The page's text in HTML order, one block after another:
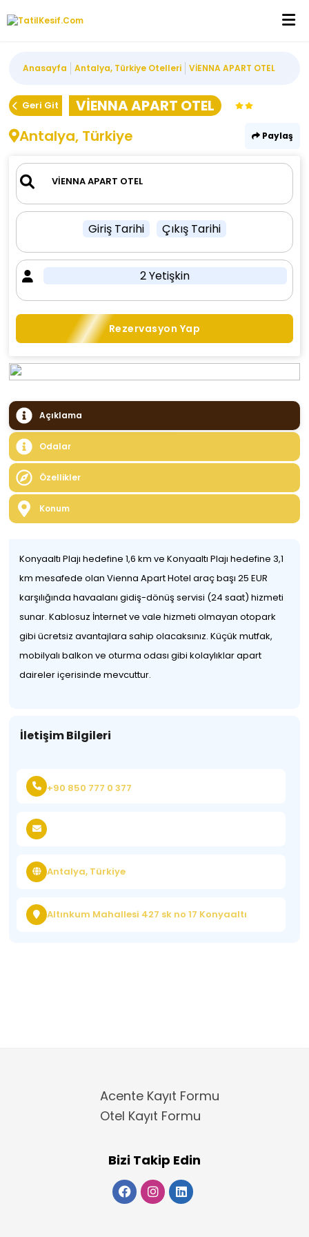
Anasayfa Antalya, Türkiye Otelleri VİENNA APART OTEL
Geri Git
VİENNA APART OTEL
Antalya, Türkiye
Paylaş
Giriş Tarihi Çıkış Tarihi
2 Yetişkin
Rezervasyon Yap
Açıklama
Odalar
Özellikler
Konum
Konyaaltı Plajı hedefine 1,6 km ve Konyaaltı Plajı hedefine 3,1
km mesafede olan Vienna Apart Hotel araç başı 25 EUR
karşılığında havaalanı gidiş-dönüş servisi (24 saat) hizmeti
sunar. Kablosuz İnternet ve vale hizmeti olmayan otopark
gibi ücretsiz avantajlara sahip olacaksınız. Küçük mutfak,
mobilyalı balkon ve oturma odası gibi kolaylıklar apart
daireler içerisinde mevcuttur.
İletişim Bilgileri
+90 850 777 0 377
Antalya, Türkiye
Altınkum Mahallesi 427 sk no 17 Konyaaltı
Acente Kayıt Formu
Otel Kayıt Formu
Bizi Takip Edin